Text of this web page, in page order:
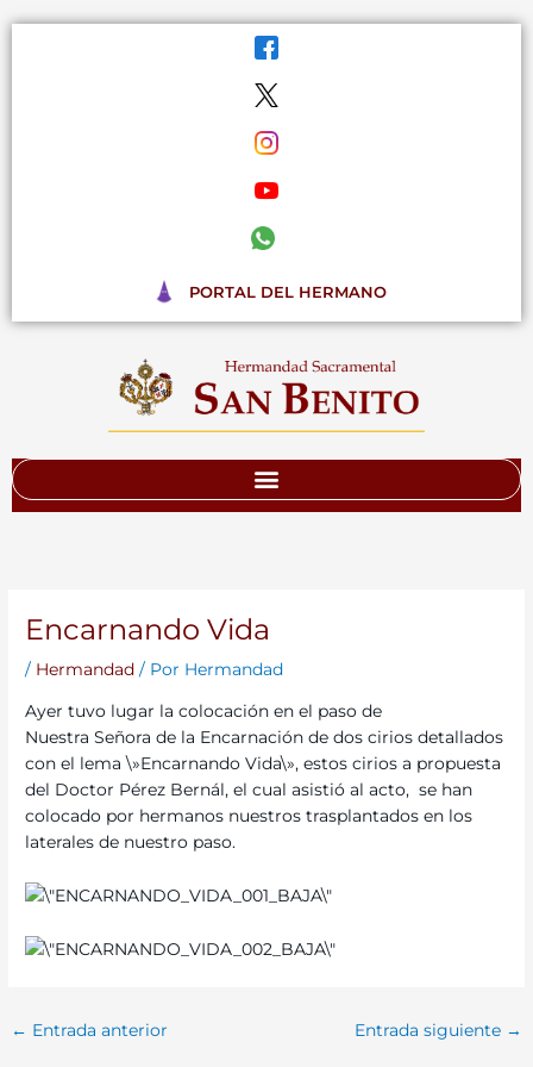
PORTAL DEL HERMANO
Encarnando Vida
/ Hermandad / Por Hermandad
Ayer tuvo lugar la colocación en el paso de
Nuestra Señora de la Encarnación de dos cirios detallados
con el lema \»Encarnando Vida\», estos cirios a propuesta
del Doctor Pérez Bernál, el cual asistió al acto, se han
colocado por hermanos nuestros trasplantados en los
laterales de nuestro paso.
← Entrada anterior Entrada siguiente →